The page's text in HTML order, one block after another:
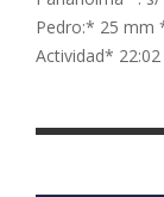
Pedro:* 25 mm
Actividad*